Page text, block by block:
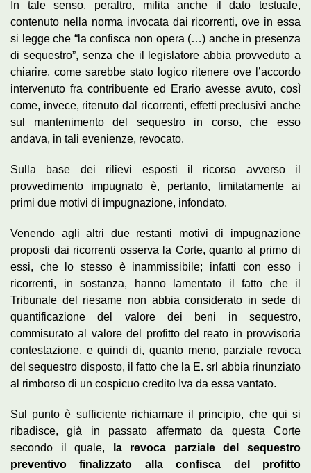
In tale senso, peraltro, milita anche il dato testuale,
contenuto nella norma invocata dai ricorrenti, ove in essa
si legge che “la confisca non opera (…) anche in presenza
di sequestro”, senza che il legislatore abbia provveduto a
chiarire, come sarebbe stato logico ritenere ove l’accordo
intervenuto fra contribuente ed Erario avesse avuto, così
come, invece, ritenuto dal ricorrenti, effetti preclusivi anche
sul mantenimento del sequestro in corso, che esso
andava, in tali evenienze, revocato.
Sulla base dei rilievi esposti il ricorso avverso il
provvedimento impugnato è, pertanto, limitatamente ai
primi due motivi di impugnazione, infondato.
Venendo agli altri due restanti motivi di impugnazione
proposti dai ricorrenti osserva la Corte, quanto al primo di
essi, che lo stesso è inammissibile; infatti con esso i
ricorrenti, in sostanza, hanno lamentato il fatto che il
Tribunale del riesame non abbia considerato in sede di
quantificazione del valore dei beni in sequestro,
commisurato al valore del profitto del reato in provvisoria
contestazione, e quindi di, quanto meno, parziale revoca
del sequestro disposto, il fatto che la E. srl abbia rinunziato
al rimborso di un cospicuo credito Iva da essa vantato.
Sul punto è sufficiente richiamare il principio, che qui si
ribadisce, già in passato affermato da questa Corte
secondo il quale, la revoca parziale del sequestro
preventivo finalizzato alla confisca del profitto